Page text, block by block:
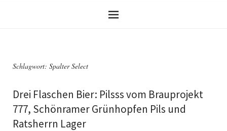
Schlagwort: Spalter Select
Drei Flaschen Bier: Pilsss vom Brauprojekt
777, Schönramer Grünhopfen Pils und
Ratsherrn Lager